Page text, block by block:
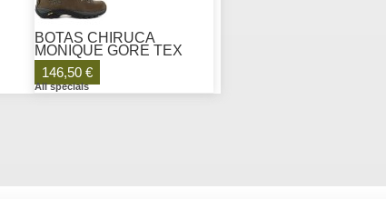
BOTAS CHIRUCA
MONIQUE GORE TEX
146,50 €
All specials